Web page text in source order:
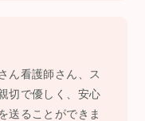
ん看護師さん、ス
切で優しく、安心
送ることができま